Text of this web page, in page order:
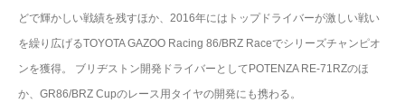
どで輝かしい戦績を残すほか、2016年にはトップドライバーが激しい戦い
を繰り広げるTOYOTA GAZOO Racing 86/BRZ Raceでシリーズチャンピオ
ンを獲得。 ブリヂストン開発ドライバーとしてPOTENZA RE-71RZのほ
か、GR86/BRZ Cupのレース用タイヤの開発にも携わる。